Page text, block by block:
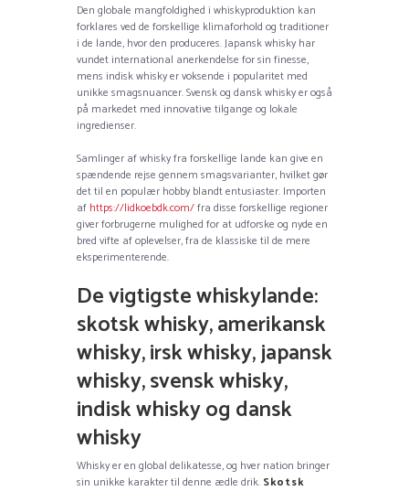
Den globale mangfoldighed i whiskyproduktion kan
forklares ved de forskellige klimaforhold og traditioner
i de lande, hvor den produceres. Japansk whisky har
vundet international anerkendelse for sin finesse,
mens indisk whisky er voksende i popularitet med
unikke smagsnuancer. Svensk og dansk whisky er også
på markedet med innovative tilgange og lokale
ingredienser.
Samlinger af whisky fra forskellige lande kan give en
spændende rejse gennem smagsvarianter, hvilket gør
det til en populær hobby blandt entusiaster. Importen
af https://lidkoebdk.com/fra disse forskellige regioner
giver forbrugerne mulighed for at udforske og nyde en
bred vifte af oplevelser, fra de klassiske til de mere
eksperimenterende.
De vigtigste whiskylande:
skotsk whisky, amerikansk
whisky, irsk whisky, japansk
whisky, svensk whisky,
indisk whisky og dansk
whisky
Whisky er en global delikatesse, og hver nation bringer
sin unikke karakter til denne ædle drik. Skotsk